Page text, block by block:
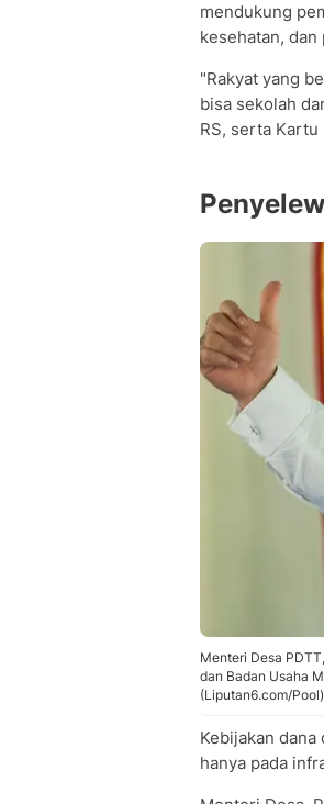
mendukung
kesehatan, dan
"Rakyat yang
bisa sekolah
RS, serta
Menteri Desa
dan Badan Usaha
(Liputan6.com/Pool)
Kebijakan
hanya pada